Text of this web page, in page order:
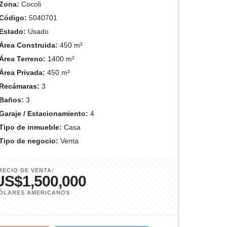
Cocoli
5040701
Usado
Construida: 450 m²
Terreno: 1400 m²
Privada: 450 m²
3
3
/ Estacionamiento: 4
de inmueble: Casa
de negocio: Venta
DE VENTA:
AMERICANOS